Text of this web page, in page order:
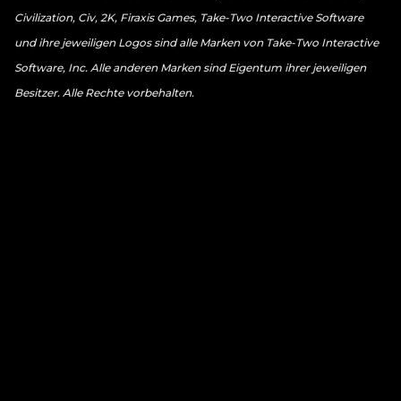
Civilization, Civ, 2K, Firaxis Games, Take-Two Interactive Software
und ihre jeweiligen Logos sind alle Marken von Take-Two Interactive
Software, Inc. Alle anderen Marken sind Eigentum ihrer jeweiligen
Besitzer. Alle Rechte vorbehalten.